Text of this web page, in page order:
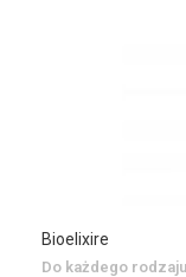
Bioelixire
Do każdego